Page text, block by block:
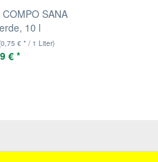
SANA
10 l
€ * / 1 Liter)
€ *